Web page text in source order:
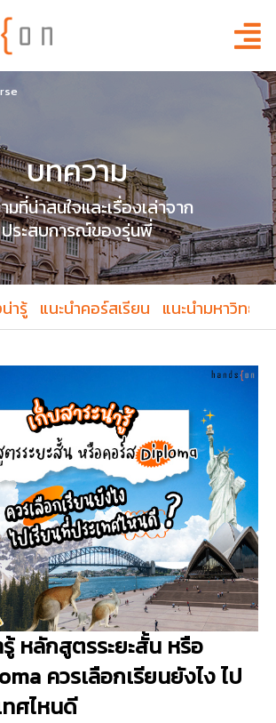
บทความ
มที่น่าสนใจและเรื่องเล่าจาก
ประสบการณ์ของรุ่นพี่
ารู้ แนะนำคอร์สเรียน แนะนำมหาวิทยา
รู้ หลักสูตรระยะสั้น หรือ
ควรเลือกเรียนยังไง ไป
ทศไหนดี